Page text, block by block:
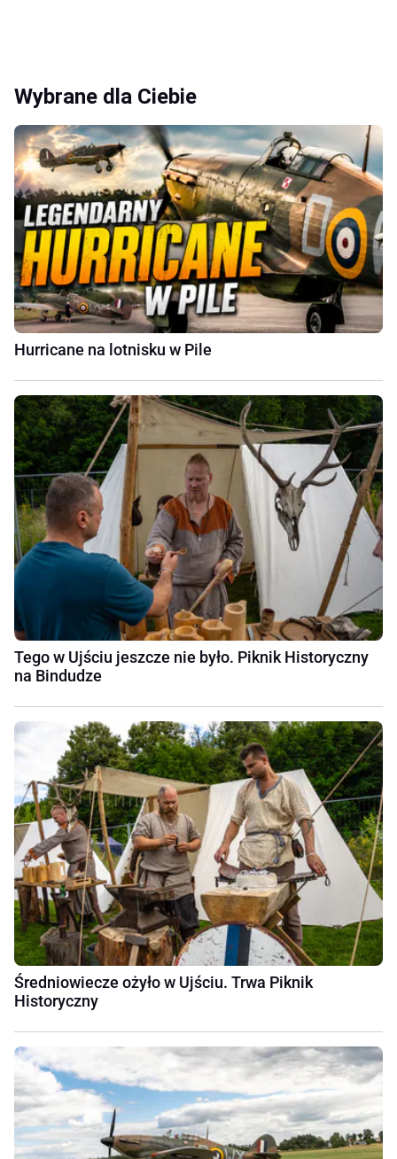
Wybrane dla Ciebie
Hurricane na lotnisku w Pile
Tego w Ujściu jeszcze nie było. Piknik Historyczny
na Bindudze
Średniowiecze ożyło w Ujściu. Trwa Piknik
Historyczny